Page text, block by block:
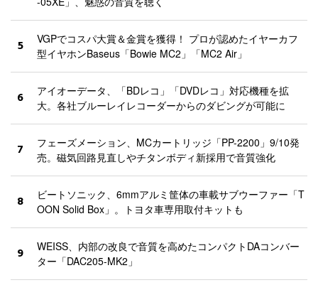
5
VGPでコスパ大賞＆金賞を獲得！ プロが認めたイヤーカフ
型イヤホンBaseus「Bowie MC2」「MC2 Air」
6
アイオーデータ、「BDレコ」「DVDレコ」対応機種を拡
大。各社ブルーレイレコーダーからのダビングが可能に
7
フェーズメーション、MCカートリッジ「PP-2200」9/10発
売。磁気回路見直しやチタンボディ新採用で音質強化
8
ビートソニック、6mmアルミ筐体の車載サブウーファー「T
OON Solid Box」。トヨタ車専用取付キットも
9
WEISS、内部の改良で音質を高めたコンパクトDAコンバー
ター「DAC205-MK2」